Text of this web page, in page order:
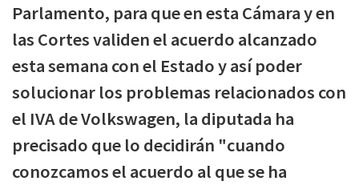
Parlamento, para que en esta Cámara y en
las Cortes validen el acuerdo alcanzado
esta semana con el Estado y así poder
solucionar los problemas relacionados con
el IVA de Volkswagen, la diputada ha
precisado que lo decidirán "cuando
conozcamos el acuerdo al que se ha